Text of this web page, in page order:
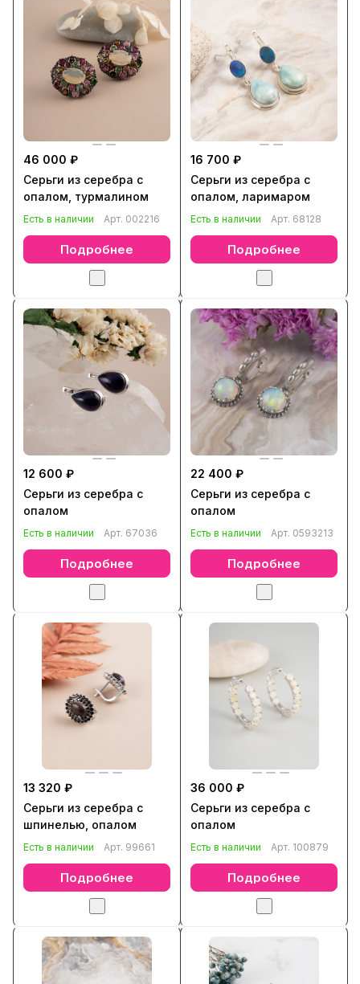
46 000 ₽
Серьги из серебра с
опалом, турмалином
Есть в наличии Арт. 002216
Подробнее
16 700 ₽
Серьги из серебра с
опалом, ларимаром
Есть в наличии Арт. 68128
Подробнее
12 600 ₽
Серьги из серебра с
опалом
Есть в наличии Арт. 67036
Подробнее
22 400 ₽
Серьги из серебра с
опалом
Есть в наличии Арт. 0593213
Подробнее
13 320 ₽
Серьги из серебра с
шпинелью, опалом
Есть в наличии Арт. 99661
Подробнее
36 000 ₽
Серьги из серебра с
опалом
Есть в наличии Арт. 100879
Подробнее